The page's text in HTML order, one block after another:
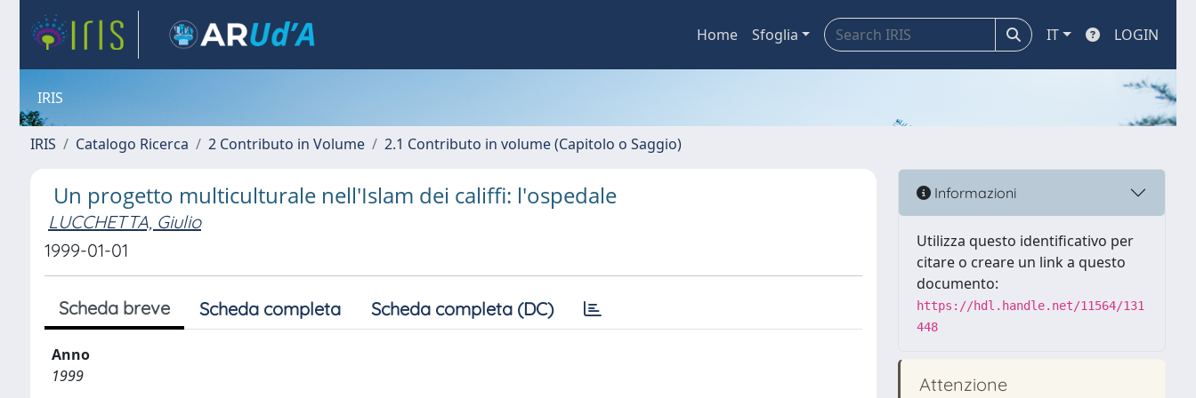
Home Sfoglia IT LOGIN
IRIS
IRIS Catalogo Ricerca 2 Contributo in Volume 2.1 Contributo in volume (Capitolo o Saggio)
Un progetto multiculturale nell'Islam dei califfi: l'ospedale
LUCCHETTA, Giulio
1999-01-01
Scheda breve Scheda completa Scheda completa (DC)
Anno
1999
Informazioni
Utilizza questo identificativo per
citare o creare un link a questo
documento:
https://hdl.handle.net/11564/131
448
Attenzione